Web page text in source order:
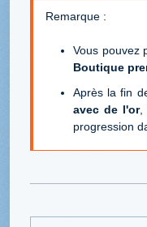
Remarque :
Vous pouvez
Boutique
Après la fin
avec de l'or,
progression